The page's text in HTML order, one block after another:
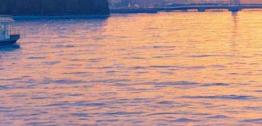
Неуловимые
20 марта 2013, среда-10 апреля 2013, среда
Версия для печати
Все кино